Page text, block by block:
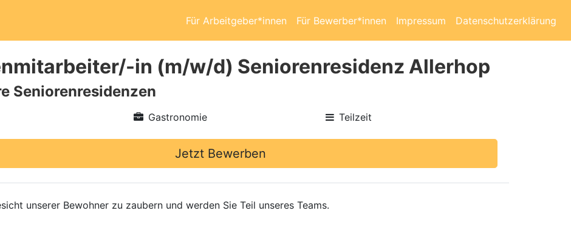
Für Arbeitgeber*innen Für Bewerber*innen Impressum Datenschutzerklärung
in (m/w/d) Seniorenresidenz Allerhop
Seniorenresidenzen
Gastronomie Teilzeit
Jetzt Bewerben
unserer Bewohner zu zaubern und werden Sie Teil unseres Teams.